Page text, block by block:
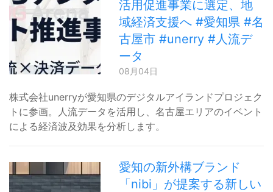
活用促進事業に選定、地
域経済支援へ #愛知県 #名
古屋市 #unerry #人流デ
ータ
08月04日
株式会社unerryが愛知県のデジタルアイランドプロジェク
トに参画。人流データを活用し、名古屋エリアのイベント
による経済波及効果を分析します。
愛知の新外構ブランド
「nibi」が提案する新しい